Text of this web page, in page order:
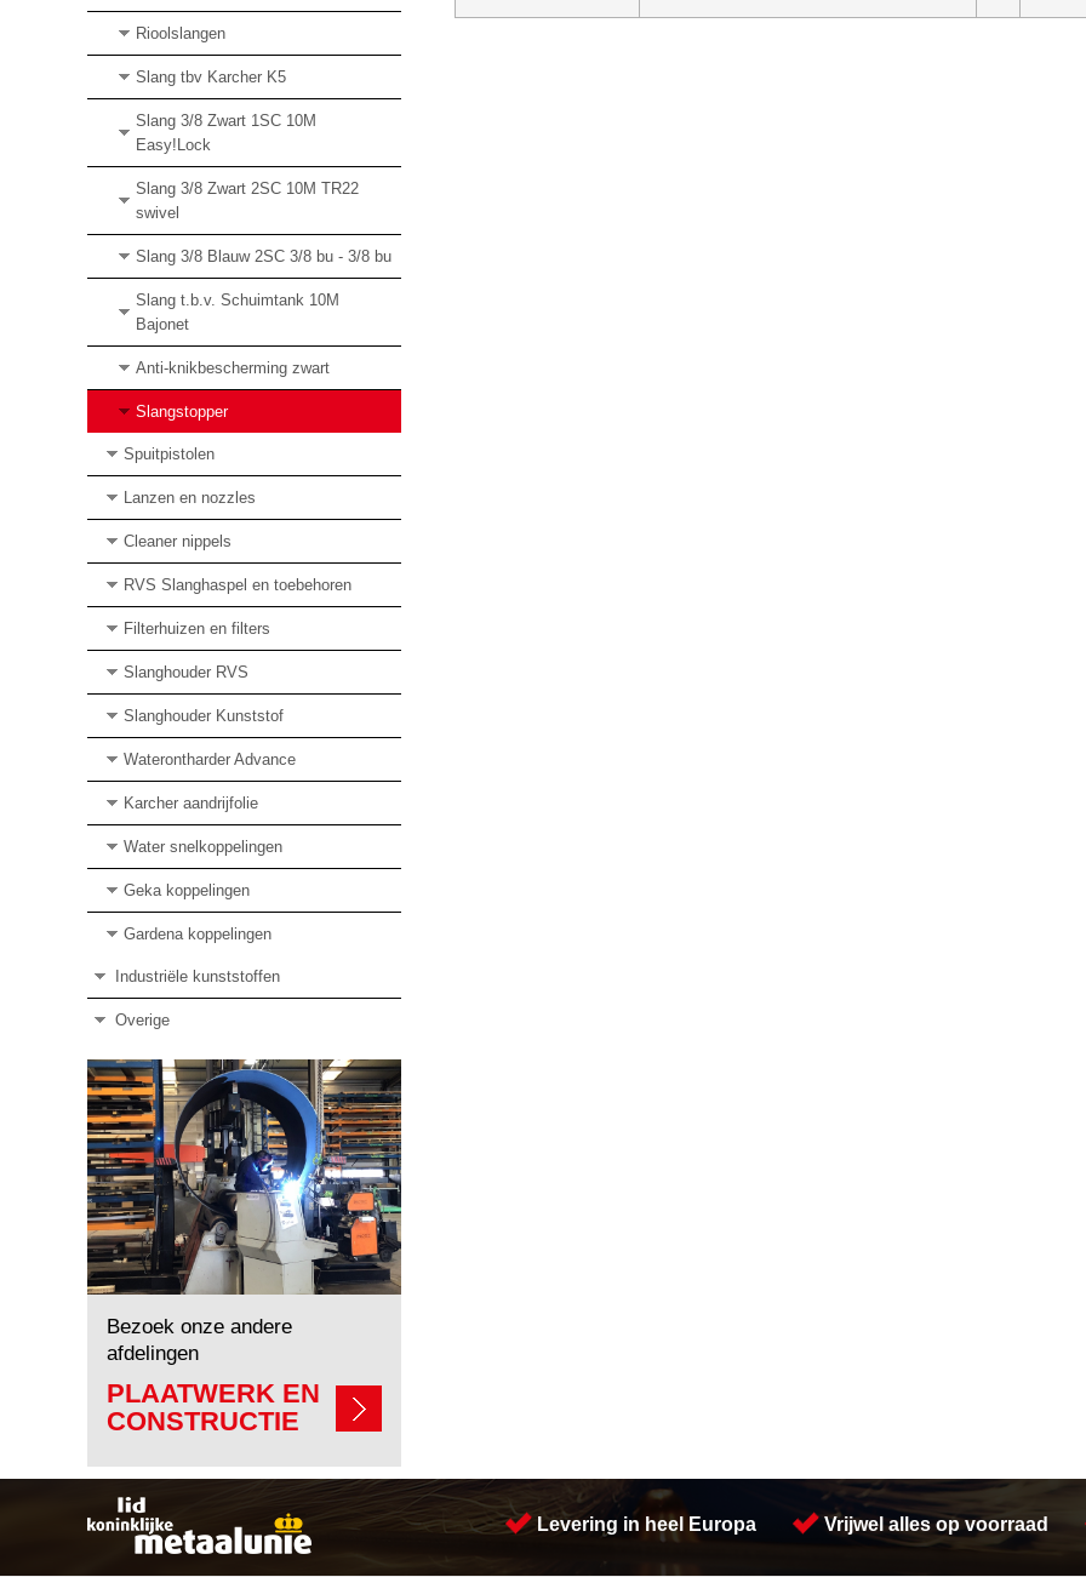
Rioolslangen
Slang tbv Karcher K5
Slang 3/8 Zwart 1SC 10M
Easy!Lock
Slang 3/8 Zwart 2SC 10M TR22
swivel
Slang 3/8 Blauw 2SC 3/8 bu - 3/8 bu
Slang t.b.v. Schuimtank 10M
Bajonet
Anti-knikbescherming zwart
Slangstopper
Spuitpistolen
Lanzen en nozzles
Cleaner nippels
RVS Slanghaspel en toebehoren
Filterhuizen en filters
Slanghouder RVS
Slanghouder Kunststof
Waterontharder Advance
Karcher aandrijfolie
Water snelkoppelingen
Geka koppelingen
Gardena koppelingen
Industriële kunststoffen
Overige
Bezoek onze andere
afdelingen
PLAATWERK EN
CONSTRUCTIE
Levering in heel Europa Vrijwel alles op voorraad